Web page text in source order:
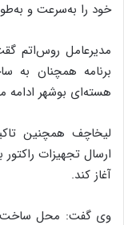
خود را به‌سرعت و به‌طور
مدیرعامل روس‌اتم
برنامه همچنان به
هسته‌ای بوشهر ادامه
آغاز کند.
وی‌ گفت: محل ساخت و